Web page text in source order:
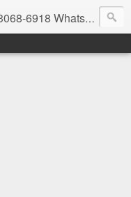
cotizacionregioprotectores@gmail.com / regioprotectores@gmail.com https://www.facebook.com/RegioProtectores/